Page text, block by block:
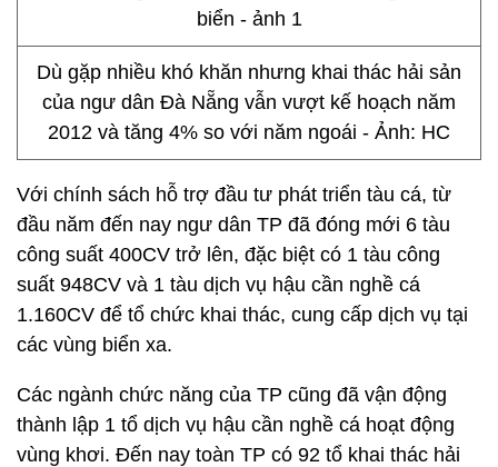
Dù gặp nhiều khó khăn nhưng khai thác hải sản
của ngư dân Đà Nẵng vẫn vượt kế hoạch năm
2012 và tăng 4% so với năm ngoái - Ảnh: HC
Với chính sách hỗ trợ đầu tư phát triển tàu cá, từ
đầu năm đến nay ngư dân TP đã đóng mới 6 tàu
công suất 400CV trở lên, đặc biệt có 1 tàu công
suất 948CV và 1 tàu dịch vụ hậu cần nghề cá
1.160CV để tổ chức khai thác, cung cấp dịch vụ tại
các vùng biển xa.
Các ngành chức năng của TP cũng đã vận động
thành lập 1 tổ dịch vụ hậu cần nghề cá hoạt động
vùng khơi. Đến nay toàn TP có 92 tổ khai thác hải